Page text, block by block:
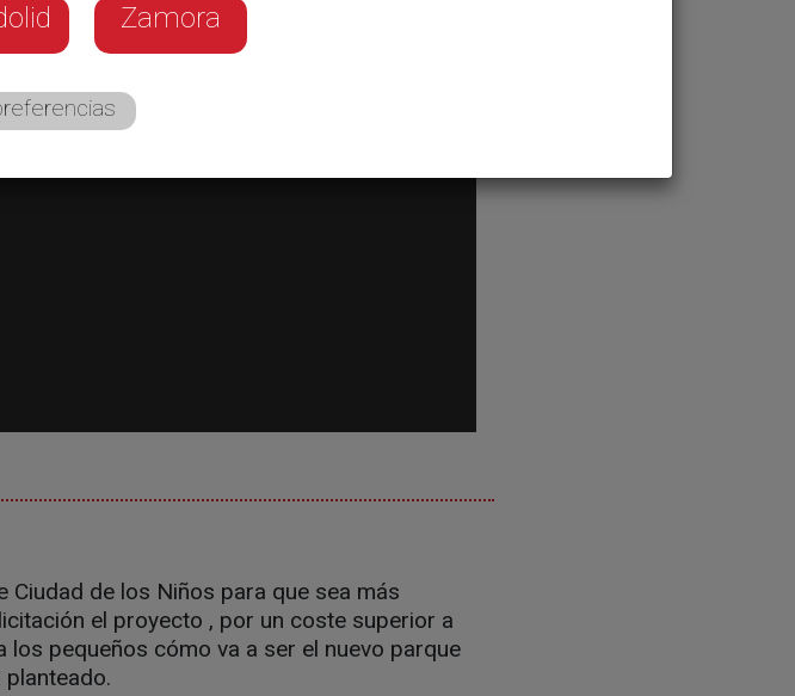
Ciudad de los Niños para que sea más
el proyecto , por un coste superior a
pequeños cómo va a ser el nuevo parque
Zamora